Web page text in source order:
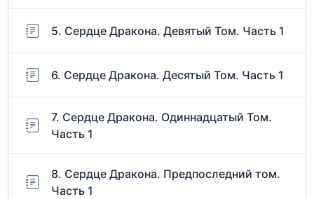
5. Сердце Дракона. Девятый Том. Часть 1
6. Сердце Дракона. Десятый Том. Часть 1
7. Сердце Дракона. Одиннадцатый Том.
Часть 1
8. Сердце Дракона. Предпоследний том.
Часть 1